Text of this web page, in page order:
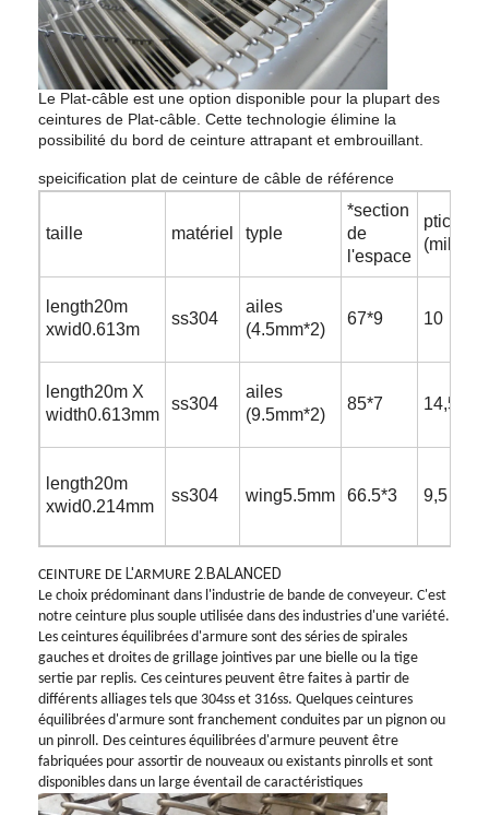
Le Plat-câble est une option disponible pour la plupart des
ceintures de Plat-câble. Cette technologie élimine la
possibilité du bord de ceinture attrapant et embrouillant.
speicification plat de ceinture de câble de référence
taille matériel typle
*section
de
l'espace
ptich de
length20m
xwid0.613m
ss304
ailes
(4.5mm*2)
67*9 10
length20m X
width0.613mm
ss304
ailes
(9.5mm*2)
85*7 14,5
length20m
xwid0.214mm
ss304 wing5.5mm 66.5*3 9,5
CEINTURE DE L'ARMURE 2.BALANCED
Le choix prédominant dans l'industrie de bande de conveyeur. C'est
notre ceinture plus souple utilisée dans des industries d'une variété.
Les ceintures équilibrées d'armure sont des séries de spirales
gauches et droites de grillage jointives par une bielle ou la tige
sertie par replis. Ces ceintures peuvent être faites à partir de
différents alliages tels que 304ss et 316ss. Quelques ceintures
équilibrées d'armure sont franchement conduites par un pignon ou
un pinroll. Des ceintures équilibrées d'armure peuvent être
fabriquées pour assortir de nouveaux ou existants pinrolls et sont
disponibles dans un large éventail de caractéristiques